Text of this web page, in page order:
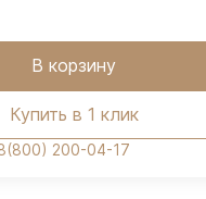
В корзину
Купить в 1 клик
200-04-17